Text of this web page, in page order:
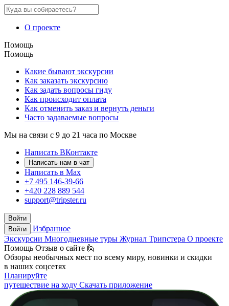
О проекте
Помощь
Помощь
Какие бывают экскурсии
Как заказать экскурсию
Как задать вопросы гиду
Как происходит оплата
Как отменить заказ и вернуть деньги
Часто задаваемые вопросы
Мы на связи с 9 до 21 часа по Москве
Написать ВКонтакте
Написать нам в чат
Написать в Max
+7 495 146-39-66
+420 228 889 544
support@tripster.ru
Войти
Войти
Избранное
Экскурсии Многодневные туры Журнал Трипстера О проекте
Помощь Отзыв о сайте 🙋
Обзоры необычных мест по всему миру, новинки и скидки
в наших соцсетях
Планируйте
путешествие на ходу Скачать приложение